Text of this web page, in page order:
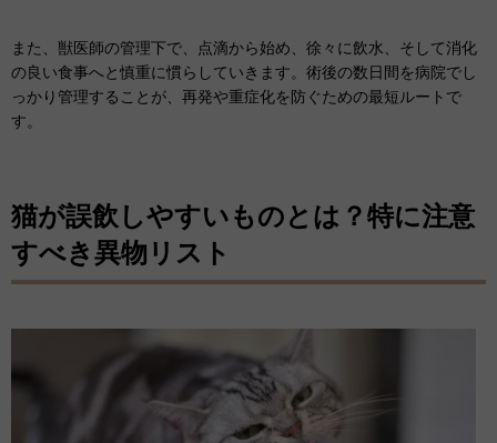
また、獣医師の管理下で、点滴から始め、徐々に飲水、そして消化
の良い食事へと慎重に慣らしていきます。術後の数日間を病院でし
っかり管理することが、再発や重症化を防ぐための最短ルートで
す。
猫が誤飲しやすいものとは？特に注意
すべき異物リスト